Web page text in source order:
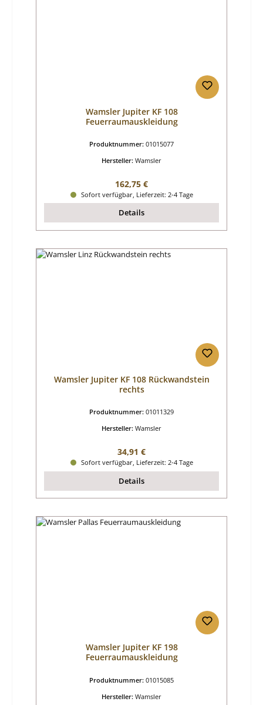
Wamsler Jupiter KF 108
Feuerraumauskleidung
Produktnummer: 01015077
Hersteller: Wamsler
Regulärer Preis:
162,75 €
Sofort verfügbar, Lieferzeit: 2-4 Tage
Details
Wamsler Jupiter KF 108 Rückwandstein
rechts
Produktnummer: 01011329
Hersteller: Wamsler
Regulärer Preis:
34,91 €
Sofort verfügbar, Lieferzeit: 2-4 Tage
Details
Wamsler Jupiter KF 198
Feuerraumauskleidung
Produktnummer: 01015085
Hersteller: Wamsler